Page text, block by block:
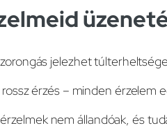
jelezhet
érzés – minden érzelem
nem állandóak, és